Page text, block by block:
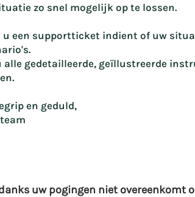
zo snel mogelijk op te lossen.
een supportticket indient of uw
gedetailleerde, geïllustreerde
en geduld,
uw pogingen niet overeenkomt